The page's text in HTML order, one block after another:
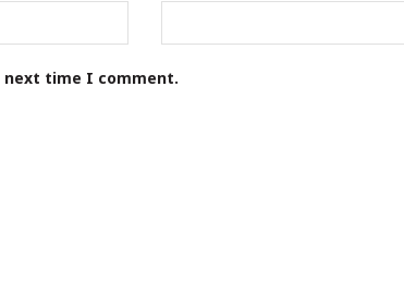
next time I comment.